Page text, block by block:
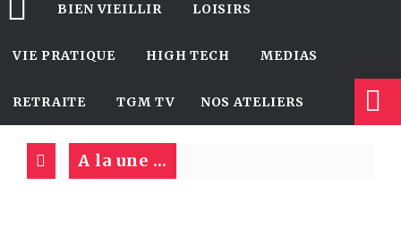
BIEN VIEILLIR LOISIRS
VIE PRATIQUE HIGH TECH MEDIAS
RETRAITE TGM TV NOS ATELIERS
A la une ...